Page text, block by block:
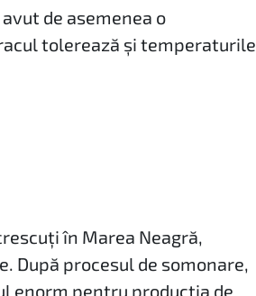
de asemenea o
tolerează și temperaturile
în Marea Neagră,
După procesul de somonare,
enorm pentru producția de